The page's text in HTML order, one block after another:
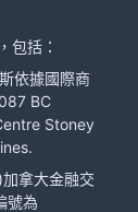
包括：
依據國際商
BC
Stoney
拿大金融交
號為